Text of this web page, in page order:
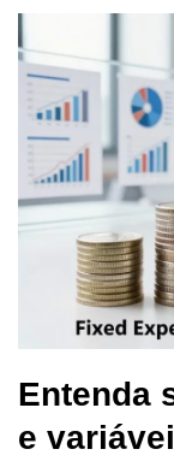
Entenda
e